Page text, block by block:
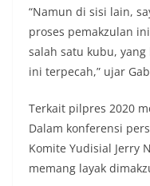
“Namun di sisi lain,
proses pemakzulan
salah satu kubu,
ini terpecah,” ujar
Terkait pilpres 2020
Dalam konferensi
Komite Yudisial Jerry
memang layak